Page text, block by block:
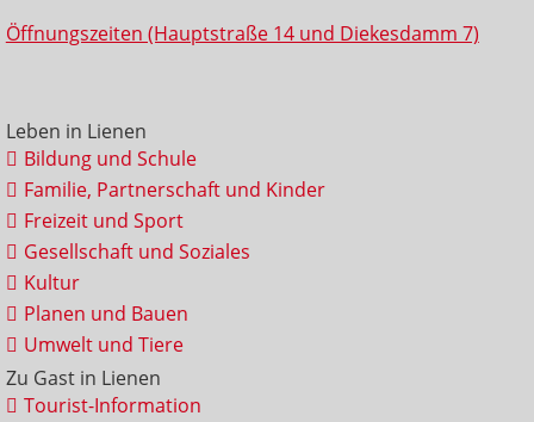
Öffnungszeiten (Hauptstraße 14 und Diekesdamm 7)
Leben in Lienen
Bildung und Schule
Familie, Partnerschaft und Kinder
Freizeit und Sport
Gesellschaft und Soziales
Kultur
Planen und Bauen
Umwelt und Tiere
Zu Gast in Lienen
Tourist-Information